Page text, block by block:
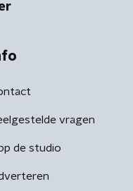
vragen
de studio